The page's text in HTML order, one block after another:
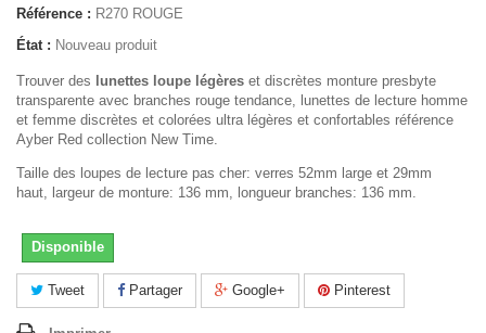
Référence : R270 ROUGE
État : Nouveau produit
Trouver des lunettes loupe légères et discrètes monture presbyte
transparente avec branches rouge tendance, lunettes de lecture homme
et femme discrètes et colorées ultra légères et confortables référence
Ayber Red collection New Time.
Taille des loupes de lecture pas cher: verres 52mm large et 29mm
haut, largeur de monture: 136 mm, longueur branches: 136 mm.
Disponible
Tweet Partager Google+ Pinterest